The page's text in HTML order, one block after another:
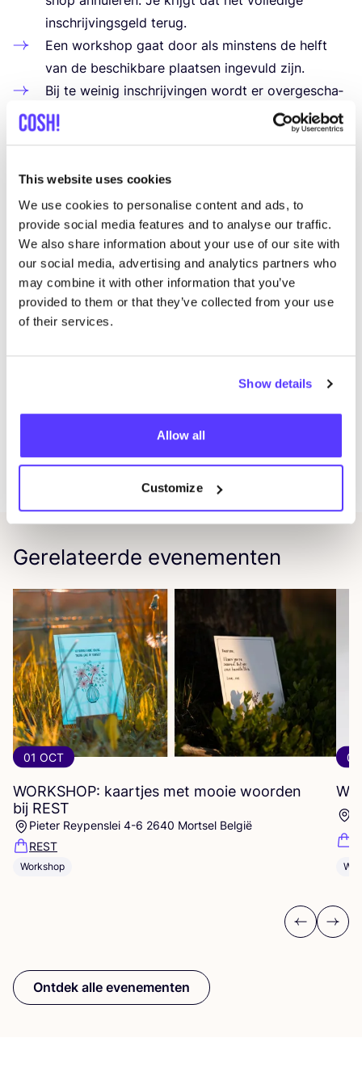
This website uses cookies
We use cookies to personalise content and ads, to
provide social media features and to analyse our traffic.
We also share information about your use of our site with
our social media, advertising and analytics partners who
may combine it with other information that you’ve
provided to them or that they’ve collected from your use
of their services.
Show details
Allow all
Customize
inschrij­vings­geld terug.
Een work­shop gaat door als min­stens de helft
van de beschik­ba­re plaat­sen inge­vuld zijn.
Bij te wei­nig inschrij­vin­gen wordt er over­ge­scha­
keld naar een open work­shop voor alle klan­ten.
Wie al had inge­schre­ven, krijgt zijn geld terug.
gi­ne­le vorm wordt gemaakt op
Wat is Studio Stik?
𝗦𝘁𝘂𝗱𝗶𝗼 𝗦𝘁𝗶𝗸 is het nieu­we 𝗰𝗶𝗿𝗰𝘂𝗹𝗮𝗶𝗿𝗲 𝘁𝗲𝘅𝘁𝗶𝗲𝗹𝗮𝘁𝗲𝗹𝗶𝗲𝗿
in de Kring­win­kel in de Sint-Jakobs­straat in Brug­ge.
Een open ate­lier dat haar deu­ren open­zet voor al wie
graag cre­a­tief aan de slag gaat met naald en draad.
Waar je tex­tiel of kle­dij kan red­den van de afval­berg
iets nieuws!
Benieuwd naar het vol­le­di­ge acti­vi­tei­ten­pro­gram­ma?
Gerelateerde evenementen
01 OCT
WORKSHOP: kaartjes met mooie woorden
bij REST
Pieter Reypenslei 4-6 2640 Mortsel België
REST
Workshop
07
Previous
Next
Ontdek alle evenementen